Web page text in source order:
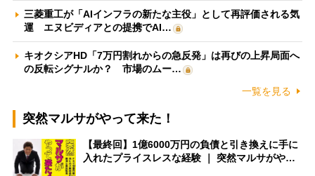
三菱重工が「AIインフラの新たな主役」として再評価される気
運 エヌビディアとの提携でAI…
キオクシアHD「7万円割れからの急反発」は再びの上昇局面へ
の反転シグナルか？ 市場のムー…
一覧を見る
突然マルサがやって来た！
【最終回】1億6000万円の負債と引き換えに手に
入れたプライスレスな経験 ｜ 突然マルサがや…